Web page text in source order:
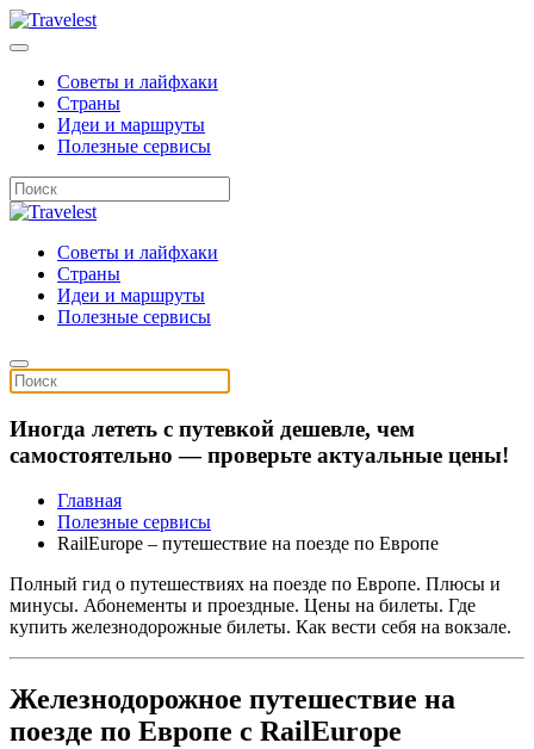
Советы и лайфхаки
Страны
Идеи и маршруты
Полезные сервисы
Советы и лайфхаки
Страны
Идеи и маршруты
Полезные сервисы
Иногда лететь с путевкой дешевле, чем
самостоятельно — проверьте актуальные цены!
Главная
Полезные сервисы
RailEurope – путешествие на поезде по Европе
Полный гид о путешествиях на поезде по Европе. Плюсы и
минусы. Абонементы и проездные. Цены на билеты. Где
купить железнодорожные билеты. Как вести себя на вокзале.
Железнодорожное путешествие на
поезде по Европе с RailEurope